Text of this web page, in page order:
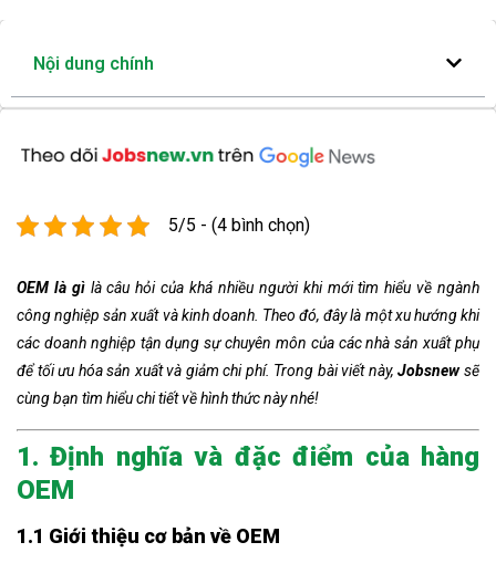
5/5 - (4 bình chọn)
OEM là gì là câu hỏi của khá nhiều người khi mới tìm hiểu về ngành
công nghiệp sản xuất và kinh doanh. Theo đó, đây là một xu hướng khi
các doanh nghiệp tận dụng sự chuyên môn của các nhà sản xuất phụ
để tối ưu hóa sản xuất và giảm chi phí. Trong bài viết này,Jobsnewsẽ
cùng bạn tìm hiểu chi tiết về hình thức này nhé!
1. Định nghĩa và đặc điểm của hàng
OEM
1.1 Giới thiệu cơ bản về OEM
Nội dung chính